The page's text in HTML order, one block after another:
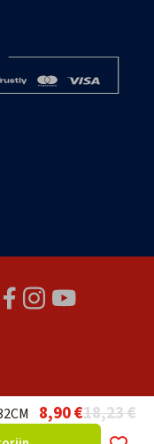
8,90 €18,23 €